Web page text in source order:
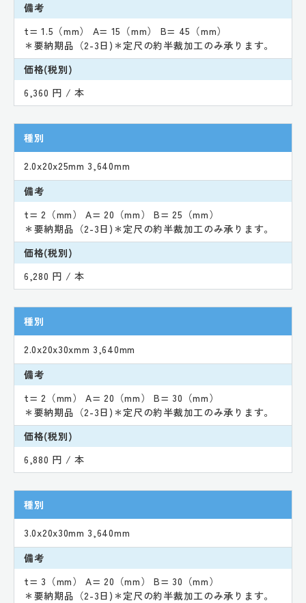
備考
t= 1.5（mm） A= 15（mm） B= 45（mm）
＊要納期品（2-3日)＊定尺の約半裁加工のみ承ります。
価格(税別)
6,360 円 / 本
種別
2.0x20x25mm 3,640mm
備考
t= 2（mm） A= 20（mm） B= 25（mm）
＊要納期品（2-3日)＊定尺の約半裁加工のみ承ります。
価格(税別)
6,280 円 / 本
種別
2.0x20x30xmm 3,640mm
備考
t= 2（mm） A= 20（mm） B= 30（mm）
＊要納期品（2-3日)＊定尺の約半裁加工のみ承ります。
価格(税別)
6,880 円 / 本
種別
3.0x20x30mm 3,640mm
備考
t= 3（mm） A= 20（mm） B= 30（mm）
＊要納期品（2-3日)＊定尺の約半裁加工のみ承ります。